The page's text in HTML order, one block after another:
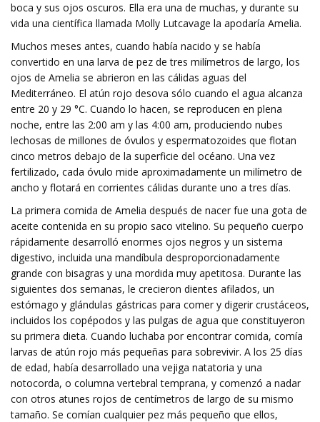
boca y sus ojos oscuros. Ella era una de muchas, y durante su
vida una científica llamada Molly Lutcavage la apodaría Amelia.
Muchos meses antes, cuando había nacido y se había
convertido en una larva de pez de tres milímetros de largo, los
ojos de Amelia se abrieron en las cálidas aguas del
Mediterráneo. El atún rojo desova sólo cuando el agua alcanza
entre 20 y 29 °C. Cuando lo hacen, se reproducen en plena
noche, entre las 2:00 am y las 4:00 am, produciendo nubes
lechosas de millones de óvulos y espermatozoides que flotan
cinco metros debajo de la superficie del océano. Una vez
fertilizado, cada óvulo mide aproximadamente un milímetro de
ancho y flotará en corrientes cálidas durante uno a tres días.
La primera comida de Amelia después de nacer fue una gota de
aceite contenida en su propio saco vitelino. Su pequeño cuerpo
rápidamente desarrolló enormes ojos negros y un sistema
digestivo, incluida una mandíbula desproporcionadamente
grande con bisagras y una mordida muy apetitosa. Durante las
siguientes dos semanas, le crecieron dientes afilados, un
estómago y glándulas gástricas para comer y digerir crustáceos,
incluidos los copépodos y las pulgas de agua que constituyeron
su primera dieta. Cuando luchaba por encontrar comida, comía
larvas de atún rojo más pequeñas para sobrevivir. A los 25 días
de edad, había desarrollado una vejiga natatoria y una
notocorda, o columna vertebral temprana, y comenzó a nadar
con otros atunes rojos de centímetros de largo de su mismo
tamaño. Se comían cualquier pez más pequeño que ellos,